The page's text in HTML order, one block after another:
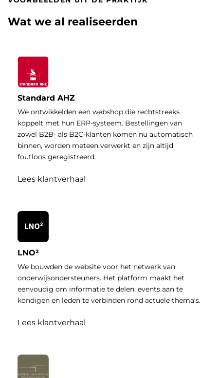
Wat we al realiseerden
Standard AHZ
We ontwikkelden een webshop die rechtstreeks
koppelt met hun ERP-systeem. Bestellingen van
zowel B2B- als B2C-klanten komen nu automatisch
binnen, worden meteen verwerkt en zijn altijd
foutloos geregistreerd.
Lees klantverhaal
LNO²
We bouwden de website voor het netwerk van
onderwijsondersteuners. Het platform maakt het
eenvoudig om informatie te delen, events aan te
kondigen en leden te verbinden rond actuele thema's.
Lees klantverhaal